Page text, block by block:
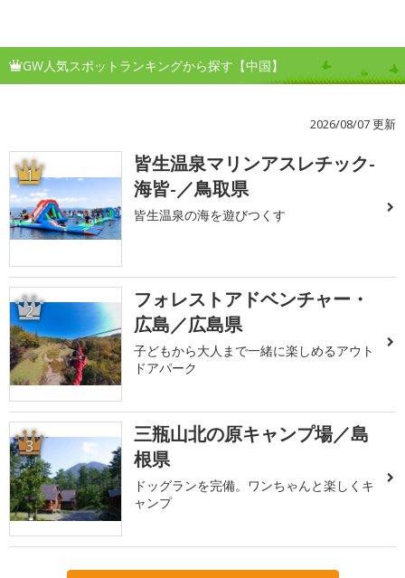
GW人気スポットランキングから探す【中国】
2026/08/07 更新
1
皆生温泉マリンアスレチック-
海皆-／鳥取県
皆生温泉の海を遊びつくす
2
フォレストアドベンチャー・
広島／広島県
子どもから大人まで一緒に楽しめるアウト
ドアパーク
3
三瓶山北の原キャンプ場／島
根県
ドッグランを完備。ワンちゃんと楽しくキ
ャンプ